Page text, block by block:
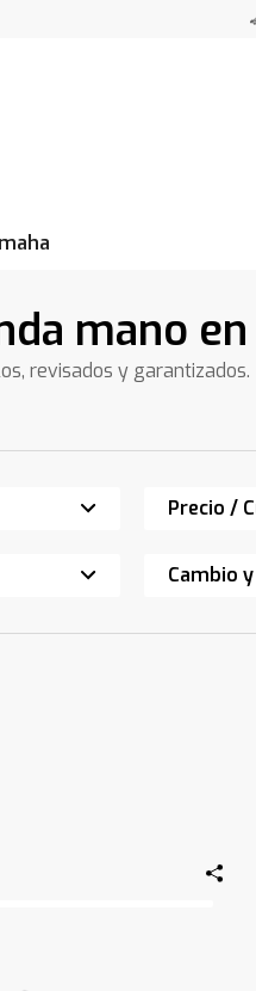
mano en
revisados y garantizados.
Precio /
Cambio